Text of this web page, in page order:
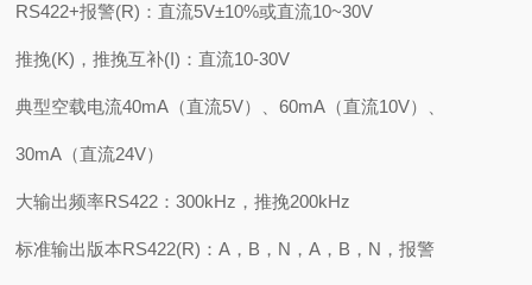
RS422+报警(R)：直流5V±10%或直流10~30V
推挽(K)，推挽互补(I)：直流10-30V
典型空载电流40mA（直流5V）、60mA（直流10V）、
30mA（直流24V）
大输出频率RS422：300kHz，推挽200kHz
标准输出版本RS422(R)：A，B，N，A，B，N，报警